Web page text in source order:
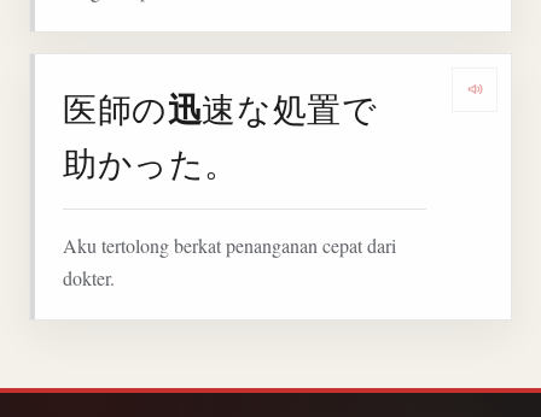
医師の迅速な処置で
助かった。
Aku tertolong berkat penanganan cepat dari
dokter.